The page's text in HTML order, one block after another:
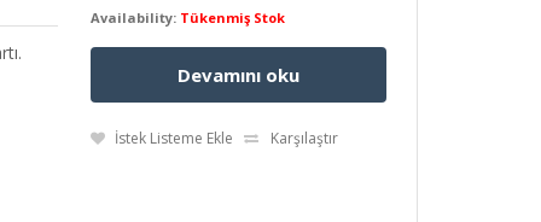
Availability: Tükenmiş Stok
Devamını oku
İstek Listeme Ekle Karşılaştır